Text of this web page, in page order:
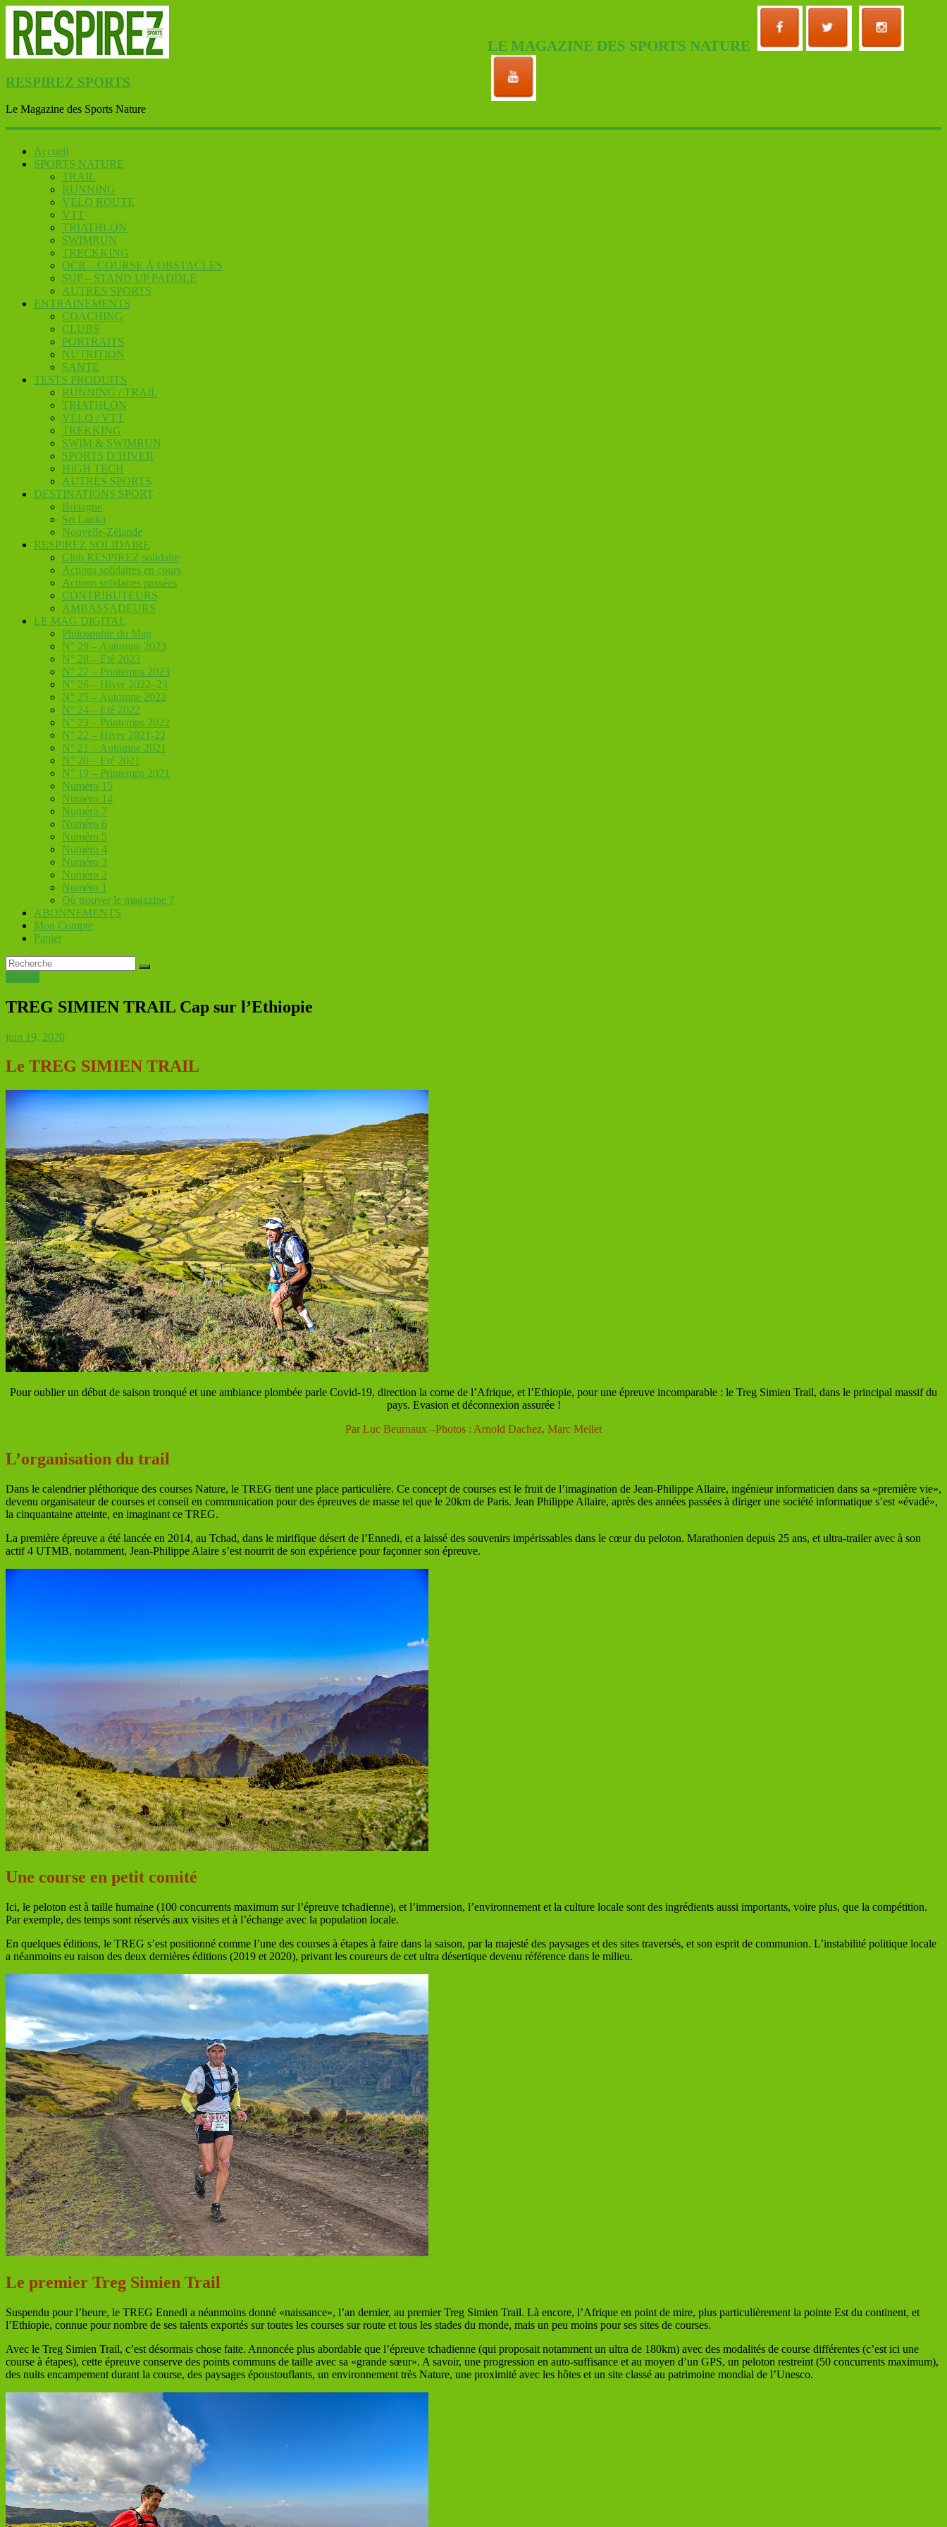
LE MAGAZINE DES SPORTS NATURE
RESPIREZ SPORTS
Le Magazine des Sports Nature
Accueil
SPORTS NATURE
TRAIL
RUNNING
VELO ROUTE
VTT
TRIATHLON
SWIMRUN
TRECKKING
OCR – COURSE À OBSTACLES
SUP – STAND UP PADDLE
AUTRES SPORTS
ENTRAINEMENTS
COACHING
CLUBS
PORTRAITS
NUTRITION
SANTE
TESTS PRODUITS
RUNNING / TRAIL
TRIATHLON
VÉLO / VTT
TREKKING
SWIM & SWIMRUN
SPORTS D’HIVER
HIGH TECH
AUTRES SPORTS
DESTINATIONS SPORT
Bretagne
Sri Lanka
Nouvelle-Zélande
RESPIREZ SOLIDAIRE
Club RESPIREZ solidaire
Actions solidaires en cours
Actions solidaires passées
CONTRIBUTEURS
AMBASSADEURS
LE MAG DIGITAL
Philosophie du Mag
N° 29 – Automne 2023
N° 28 – Eté 2023
N° 27 – Printemps 2023
N° 26 – Hiver 2022–23
N° 25 – Automne 2022
N° 24 – Eté 2022
N° 23 – Printemps 2022
N° 22 – Hiver 2021-22
N° 21 – Automne 2021
N° 20 – Eté 2021
N° 19 – Printemps 2021
Numéro 15
Numéro 14
Numéro 7
Numéro 6
Numéro 5
Numéro 4
Numéro 3
Numéro 2
Numéro 1
Où trouver le magazine ?
ABONNEMENTS
Mon Compte
Panier
TREG SIMIEN TRAIL Cap sur l’Ethiopie
juin 19, 2020
Le TREG SIMIEN TRAIL
Pour oublier un début de saison tronqué et une ambiance plombée parle Covid-19, direction la corne de l’Afrique, et l’Ethiopie, pour une épreuve incomparable : le Treg Simien Trail, dans le principal massif du
pays. Evasion et déconnexion assurée !
Par Luc Beurnaux –Photos : Arnold Dachez, Marc Mellet
L’organisation du trail
Dans le calendrier pléthorique des courses Nature, le TREG tient une place particulière. Ce concept de courses est le fruit de l’imagination de Jean-Philippe Allaire, ingénieur informaticien dans sa «première vie»,
devenu organisateur de courses et conseil en communication pour des épreuves de masse tel que le 20km de Paris. Jean Philippe Allaire, après des années passées à diriger une société informatique s’est «évadé»,
la cinquantaine atteinte, en imaginant ce TREG.
La première épreuve a été lancée en 2014, au Tchad, dans le mirifique désert de l’Ennedi, et a laissé des souvenirs impérissables dans le cœur du peloton. Marathonien depuis 25 ans, et ultra-trailer avec à son
actif 4 UTMB, notamment, Jean-Philippe Alaire s’est nourrit de son expérience pour façonner son épreuve.
Une course en petit comité
Ici, le peloton est à taille humaine (100 concurrents maximum sur l’épreuve tchadienne), et l’immersion, l’environnement et la culture locale sont des ingrédients aussi importants, voire plus, que la compétition.
Par exemple, des temps sont réservés aux visites et à l’échange avec la population locale.
En quelques éditions, le TREG s’est positionné comme l’une des courses à étapes à faire dans la saison, par la majesté des paysages et des sites traversés, et son esprit de communion. L’instabilité politique locale
a néanmoins eu raison des deux dernières éditions (2019 et 2020), privant les coureurs de cet ultra désertique devenu référence dans le milieu.
Le premier Treg Simien Trail
Suspendu pour l’heure, le TREG Ennedi a néanmoins donné «naissance», l’an dernier, au premier Treg Simien Trail. Là encore, l’Afrique en point de mire, plus particulièrement la pointe Est du continent, et
l’Ethiopie, connue pour nombre de ses talents exportés sur toutes les courses sur route et tous les stades du monde, mais un peu moins pour ses sites de courses.
Avec le Treg Simien Trail, c’est désormais chose faite. Annoncée plus abordable que l’épreuve tchadienne (qui proposait notamment un ultra de 180km) avec des modalités de course différentes (c’est ici une
course à étapes), cette épreuve conserve des points communs de taille avec sa «grande sœur». A savoir, une progression en auto-suffisance et au moyen d’un GPS, un peloton restreint (50 concurrents maximum),
des nuits encampement durant la course, des paysages époustouflants, un environnement très Nature, une proximité avec les hôtes et un site classé au patrimoine mondial de l’Unesco.